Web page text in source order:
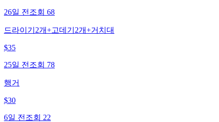
26일 전 조회 68
드라이기2개+고데기2개+거치대
$35
25일 전 조회 78
행거
$30
6일 전 조회 22